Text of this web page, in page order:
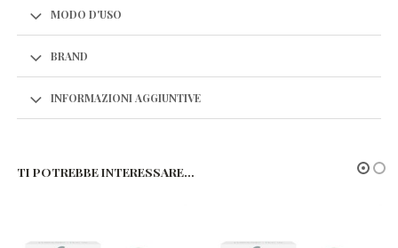
MODO D'USO
BRAND
INFORMAZIONI AGGIUNTIVE
TI POTREBBE INTERESSARE…